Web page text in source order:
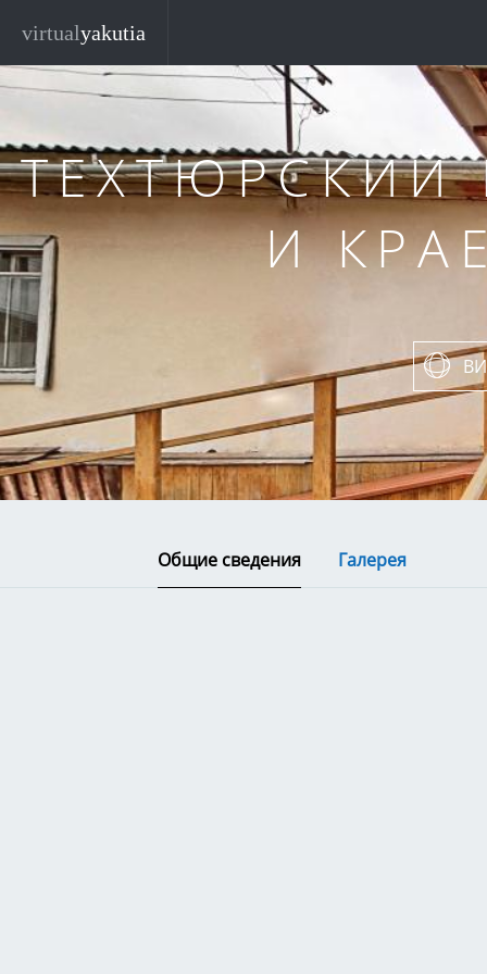
virtualyakutia
И
Общие сведения Галерея